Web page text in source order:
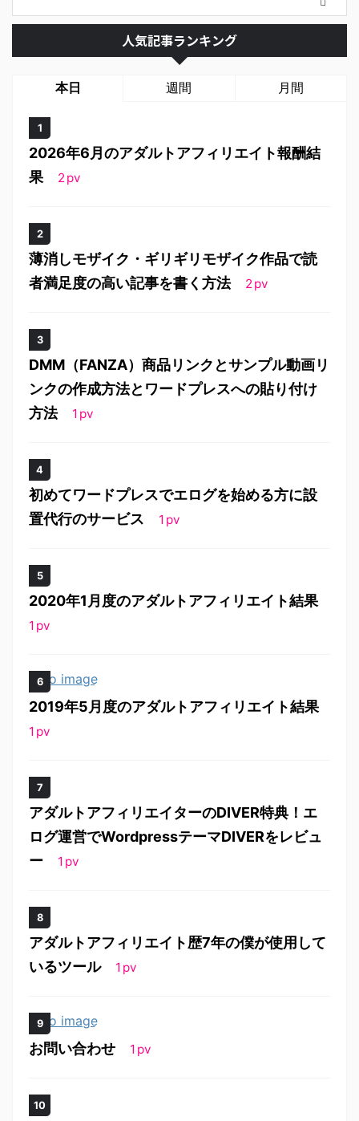
人気記事ランキング
本日 週間 月間
2026年6月のアダルトアフィリエイト報酬結
果
2pv
薄消しモザイク・ギリギリモザイク作品で読
者満足度の高い記事を書く方法
2pv
DMM（FANZA）商品リンクとサンプル動画リ
ンクの作成方法とワードプレスへの貼り付け
方法
1 pv
初めてワードプレスでエログを始める方に設
置代行のサービス
1 pv
2020年1月度のアダルトアフィリエイト結果
1 pv
2019年5月度のアダルトアフィリエイト結果
1 pv
アダルトアフィリエイターのDIVER特典！エ
ログ運営でWordpressテーマDIVERをレビュ
ー
1 pv
アダルトアフィリエイト歴7年の僕が使用して
いるツール
1 pv
お問い合わせ 1 pv